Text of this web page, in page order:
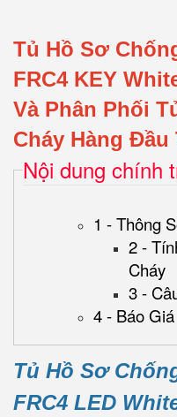
Tủ Hồ Sơ
FRC4 KEY
Và Phân Phối
Cháy Hàng Đầu
Nội dung chính
1 - Thông
2 -
Cháy
3 -
4 - Báo Giá
Tủ Hồ Sơ
FRC4 LED